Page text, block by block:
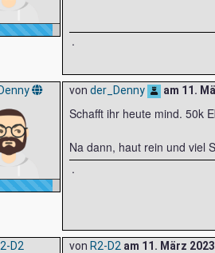
.
von der_Denny am 11.
Schafft ihr heute mind. 50k
Na dann, haut rein und viel
.
D2 von R2-D2 am 11. März